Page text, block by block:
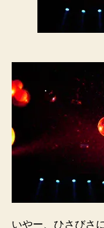
いやー、ひさびさ